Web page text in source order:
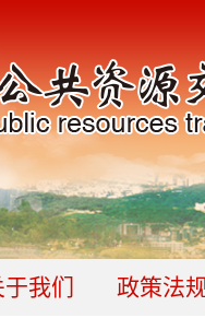
于我们 政策法